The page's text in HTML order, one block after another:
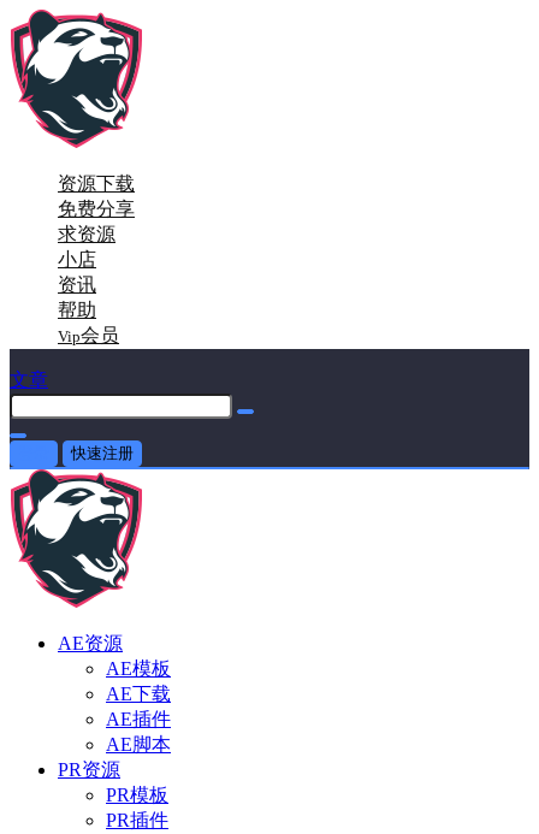
资源下载
免费分享
求资源
小店
资讯
帮助
Vip会员
文章
快速注册
AE资源
AE模板
AE下载
AE插件
AE脚本
PR资源
PR模板
PR插件